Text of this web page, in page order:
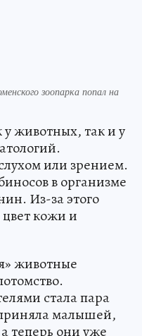
зоопарка попал на
у животных, так и у
или зрением.
в организме
Из-за этого
кожи и
животные
стала пара
малышей,
теперь они уже